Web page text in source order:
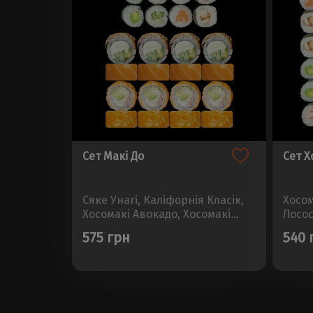
Сет Макі До
Сяке Унагі, Каліфорнія Класік,
Хосомакі Авокадо, Хосомакі
Хосомакі ОгірокВага - 760гр.
575 грн
Сет
540